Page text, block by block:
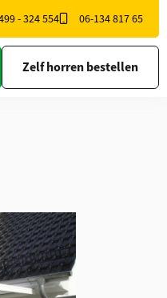
Zelf horren bestellen
- 324 554 06-134 817 65